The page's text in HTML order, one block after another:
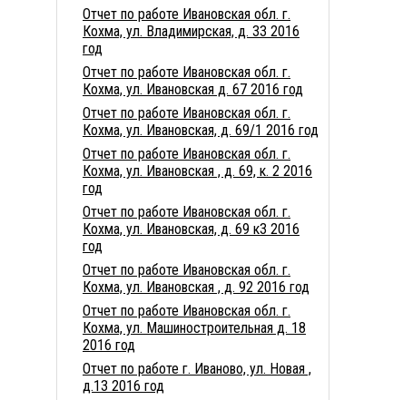
Отчет по работе Ивановская обл. г.
Кохма, ул. Владимирская, д. 33 2016
год
Отчет по работе Ивановская обл. г.
Кохма, ул. Ивановская д. 67 2016 год
Отчет по работе Ивановская обл. г.
Кохма, ул. Ивановская, д. 69/1 2016 год
Отчет по работе Ивановская обл. г.
Кохма, ул. Ивановская , д. 69, к. 2 2016
год
Отчет по работе Ивановская обл. г.
Кохма, ул. Ивановская, д. 69 к3 2016
год
Отчет по работе Ивановская обл. г.
Кохма, ул. Ивановская , д. 92 2016 год
Отчет по работе Ивановская обл. г.
Кохма, ул. Машиностроительная д. 18
2016 год
Отчет по работе г. Иваново, ул. Новая ,
д.13 2016 год